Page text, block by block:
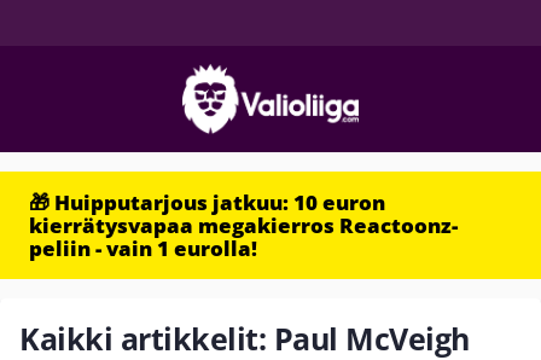
🎁 Huipputarjous jatkuu: 10 euron
kierrätysvapaa megakierros Reactoonz-
peliin - vain 1 eurolla!
Kaikki artikkelit: Paul McVeigh